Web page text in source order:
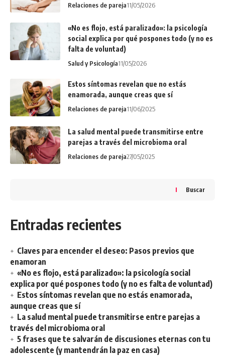
Relaciones de pareja11/05/2026
«No es flojo, está paralizado»: la psicología
social explica por qué pospones todo (y no es
falta de voluntad)
Salud y Psicología11/05/2026
Estos síntomas revelan que no estás
enamorada, aunque creas que sí
Relaciones de pareja11/06/2025
La salud mental puede transmitirse entre
parejas a través del microbioma oral
Relaciones de pareja27/05/2025
Buscar
Entradas recientes
Claves para encender el deseo: Pasos previos que
enamoran
«No es flojo, está paralizado»: la psicología social
explica por qué pospones todo (y no es falta de voluntad)
Estos síntomas revelan que no estás enamorada,
aunque creas que sí
La salud mental puede transmitirse entre parejas a
través del microbioma oral
5 frases que te salvarán de discusiones eternas con tu
adolescente (y mantendrán la paz en casa)